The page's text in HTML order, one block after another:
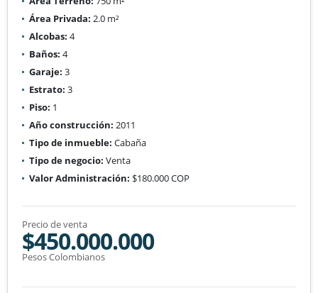
Área Privada: 2.0 m²
Alcobas: 4
Baños: 4
Garaje: 3
Estrato: 3
Piso: 1
Año construcción: 2011
Tipo de inmueble: Cabaña
Tipo de negocio: Venta
Valor Administración: $180.000 COP
Precio de venta
$450.000.000
Pesos Colombianos